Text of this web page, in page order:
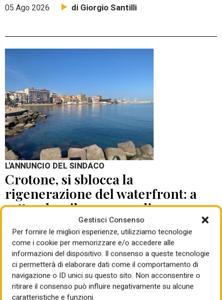
Gestisci Consenso
Per fornire le migliori esperienze, utilizziamo tecnologie
come i cookie per memorizzare e/o accedere alle
informazioni del dispositivo. Il consenso a queste tecnologie
ci permetterà di elaborare dati come il comportamento di
navigazione o ID unici su questo sito. Non acconsentire o
ritirare il consenso può influire negativamente su alcune
caratteristiche e funzioni.
05 Ago 2026 di Giorgio Santilli
L'ANNUNCIO DEL SINDACO
Crotone, si sblocca la
rigenerazione del waterfront: a
settembre il concorso di
progettazione
05 Ago 2026 di Mauro Giansante